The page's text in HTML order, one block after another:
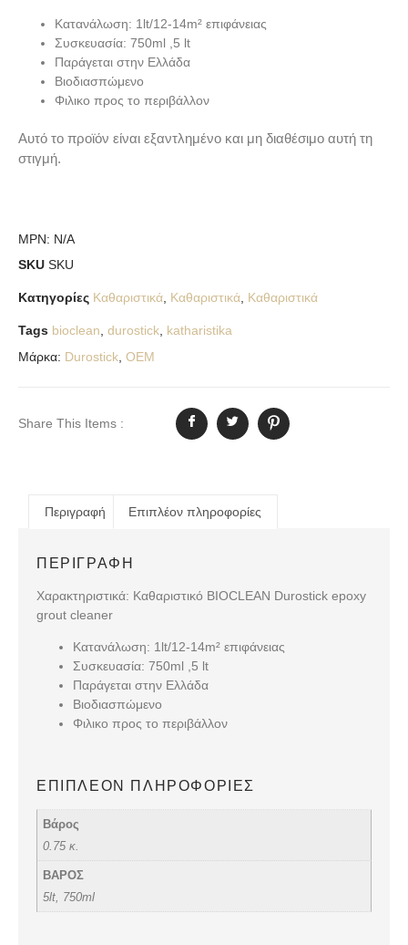
Κατανάλωση: 1lt/12-14m² επιφάνειας
Συσκευασία: 750ml ,5 lt
Παράγεται στην Ελλάδα
Βιοδιασπώμενο
Φιλικο προς το περιβάλλον
Αυτό το προϊόν είναι εξαντλημένο και μη διαθέσιμο αυτή τη
στιγμή.
MPN: N/A
SKU SKU
Κατηγορίες Καθαριστικά Καθαριστικά Καθαριστικά
Tags bioclean durostick katharistika
Μάρκα: Durostick OEM
Share This Items :
Περιγραφή Επιπλέον πληροφορίες
ΠΕΡΙΓΡΑΦΉ
Χαρακτηριστικά: Καθαριστικό BIOCLEAN Durostick epoxy
grout cleaner
Κατανάλωση: 1lt/12-14m² επιφάνειας
Συσκευασία: 750ml ,5 lt
Παράγεται στην Ελλάδα
Βιοδιασπώμενο
Φιλικο προς το περιβάλλον
ΕΠΙΠΛΈΟΝ ΠΛΗΡΟΦΟΡΊΕΣ
Βάρος
0.75 κ.
ΒΑΡΟΣ
5lt, 750ml